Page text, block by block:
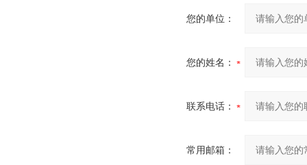
您的单位：
您的姓名：
联系电话：
常用邮箱：